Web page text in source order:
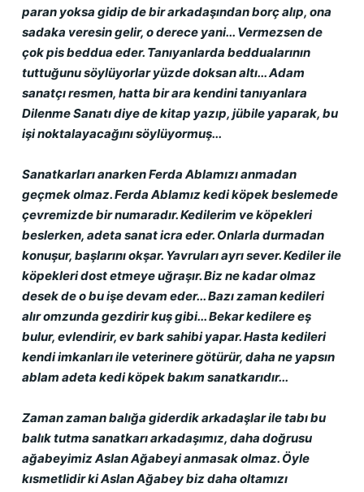
paran yoksa gidip de bir arkadaşından borç alıp, ona
sadaka veresin gelir, o derece yani... Vermezsen de
çok pis beddua eder. Tanıyanlarda beddualarının
tuttuğunu söylüyorlar yüzde doksan altı... Adam
sanatçı resmen, hatta bir ara kendini tanıyanlara
Dilenme Sanatı diye de kitap yazıp, jübile yaparak, bu
işi noktalayacağını söylüyormuş...
Sanatkarları anarken Ferda Ablamızı anmadan
geçmek olmaz. Ferda Ablamız kedi köpek beslemede
çevremizde bir numaradır. Kedilerim ve köpekleri
beslerken, adeta sanat icra eder. Onlarla durmadan
konuşur, başlarını okşar. Yavruları ayrı sever. Kediler ile
köpekleri dost etmeye uğraşır. Biz ne kadar olmaz
desek de o bu işe devam eder... Bazı zaman kedileri
alır omzunda gezdirir kuş gibi... Bekar kedilere eş
bulur, evlendirir, ev bark sahibi yapar. Hasta kedileri
kendi imkanları ile veterinere götürür, daha ne yapsın
ablam adeta kedi köpek bakım sanatkarıdır...
Zaman zaman balığa giderdik arkadaşlar ile tabı bu
balık tutma sanatkarı arkadaşımız, daha doğrusu
ağabeyimiz Aslan Ağabeyi anmasak olmaz. Öyle
kısmetlidir ki Aslan Ağabey biz daha oltamızı